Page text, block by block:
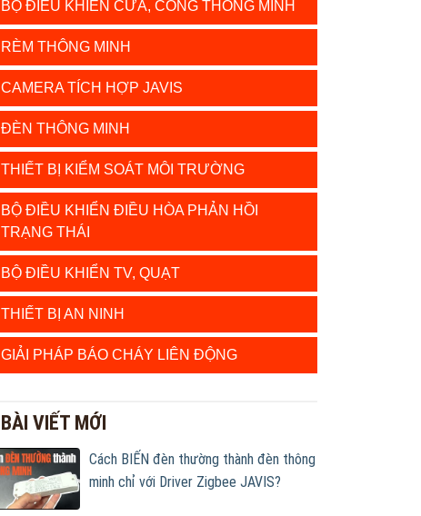
BỘ ĐIỀU KHIỂN CỬA, CỔNG THÔNG MINH
RÈM THÔNG MINH
CAMERA TÍCH HỢP JAVIS
ĐÈN THÔNG MINH
THIẾT BỊ KIỂM SOÁT MÔI TRƯỜNG
BỘ ĐIỀU KHIỂN ĐIỀU HÒA PHẢN HỒI
TRẠNG THÁI
BỘ ĐIỀU KHIỂN TV, QUẠT
THIẾT BỊ AN NINH
GIẢI PHÁP BÁO CHÁY LIÊN ĐỘNG
BÀI VIẾT MỚI
Cách BIẾN đèn thường thành đèn thông
minh chỉ với Driver Zigbee JAVIS?